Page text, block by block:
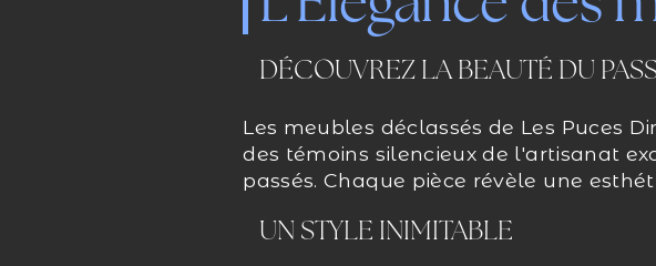
DÉCOUVREZ LA BEAUTÉ DU
Les meubles déclassés de Les Puces
des témoins silencieux de l'artisanat
passés. Chaque pièce révèle une
UN STYLE INIMITABLE